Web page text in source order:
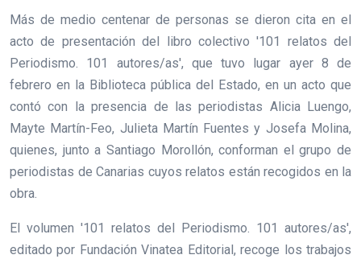
Más de medio centenar de personas se dieron cita en el
acto de presentación del libro colectivo '101 relatos del
Periodismo. 101 autores/as', que tuvo lugar ayer 8 de
febrero en la Biblioteca pública del Estado, en un acto que
contó con la presencia de las periodistas Alicia Luengo,
Mayte Martín-Feo, Julieta Martín Fuentes y Josefa Molina,
quienes, junto a Santiago Morollón, conforman el grupo de
periodistas de Canarias cuyos relatos están recogidos en la
obra.
El volumen '101 relatos del Periodismo. 101 autores/as',
editado por Fundación Vinatea Editorial, recoge los trabajos